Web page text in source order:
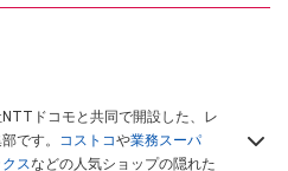
ドコモと共同で開設した、レ
です。 コストコや業務スーパ
スなどの人気ショップの隠れた